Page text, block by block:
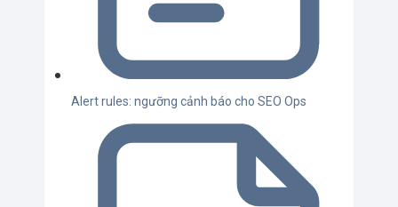
Alert rules: ngưỡng cảnh báo cho SEO Ops